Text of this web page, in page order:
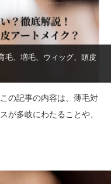
毛、増毛、ウィッグ、頭皮
の記事の内容は、薄毛対
が多岐にわたることや、